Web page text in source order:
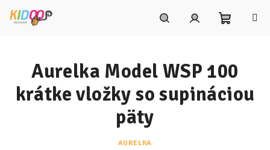
košík
Aurelka Model WSP 100
krátke vložky so supináciou
päty
AURELKA